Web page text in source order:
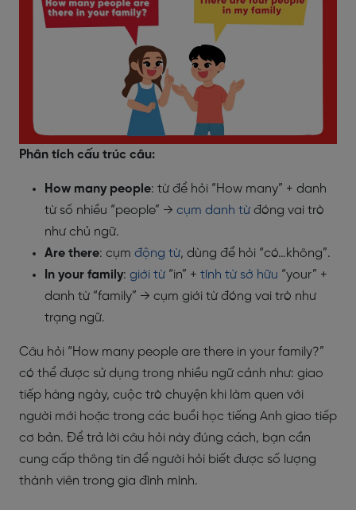
Phân tích cấu trúc câu:
How many people: từ để hỏi “How many” + danh
từ số nhiều “people” → cụm danh từ đóng vai trò
như chủ ngữ.
Are there: cụm động từ, dùng để hỏi “có…không”.
In your family: giới từ “in” + tính từ sở hữu “your” +
danh từ “family” → cụm giới từ đóng vai trò như
trạng ngữ.
Câu hỏi “How many people are there in your family?”
có thể được sử dụng trong nhiều ngữ cảnh như: giao
tiếp hàng ngày, cuộc trò chuyện khi làm quen với
người mới hoặc trong các buổi học tiếng Anh giao tiếp
cơ bản. Để trả lời câu hỏi này đúng cách, bạn cần
cung cấp thông tin để người hỏi biết được số lượng
thành viên trong gia đình mình.